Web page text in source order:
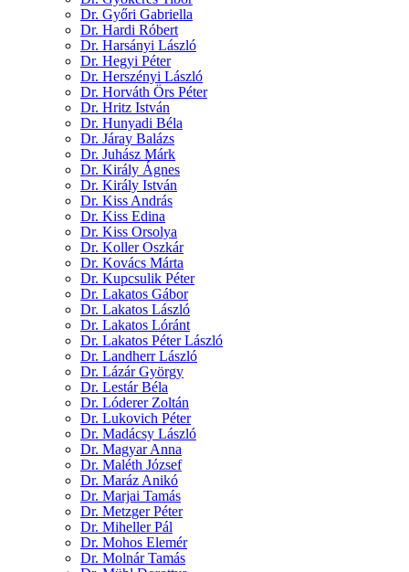
Dr. Győri Gabriella
Dr. Hardi Róbert
Dr. Harsányi László
Dr. Hegyi Péter
Dr. Herszényi László
Dr. Horváth Örs Péter
Dr. Hritz István
Dr. Hunyadi Béla
Dr. Járay Balázs
Dr. Juhász Márk
Dr. Király Ágnes
Dr. Király István
Dr. Kiss András
Dr. Kiss Edina
Dr. Kiss Orsolya
Dr. Koller Oszkár
Dr. Kovács Márta
Dr. Kupcsulik Péter
Dr. Lakatos Gábor
Dr. Lakatos László
Dr. Lakatos Lóránt
Dr. Lakatos Péter László
Dr. Landherr László
Dr. Lázár György
Dr. Lestár Béla
Dr. Lóderer Zoltán
Dr. Lukovich Péter
Dr. Madácsy László
Dr. Magyar Anna
Dr. Maléth József
Dr. Maráz Anikó
Dr. Marjai Tamás
Dr. Metzger Péter
Dr. Miheller Pál
Dr. Mohos Elemér
Dr. Molnár Tamás